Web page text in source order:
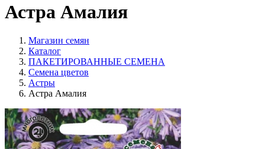
Астра Амалия
Магазин семян
Каталог
ПАКЕТИРОВАННЫЕ СЕМЕНА
Семена цветов
Астры
Астра Амалия